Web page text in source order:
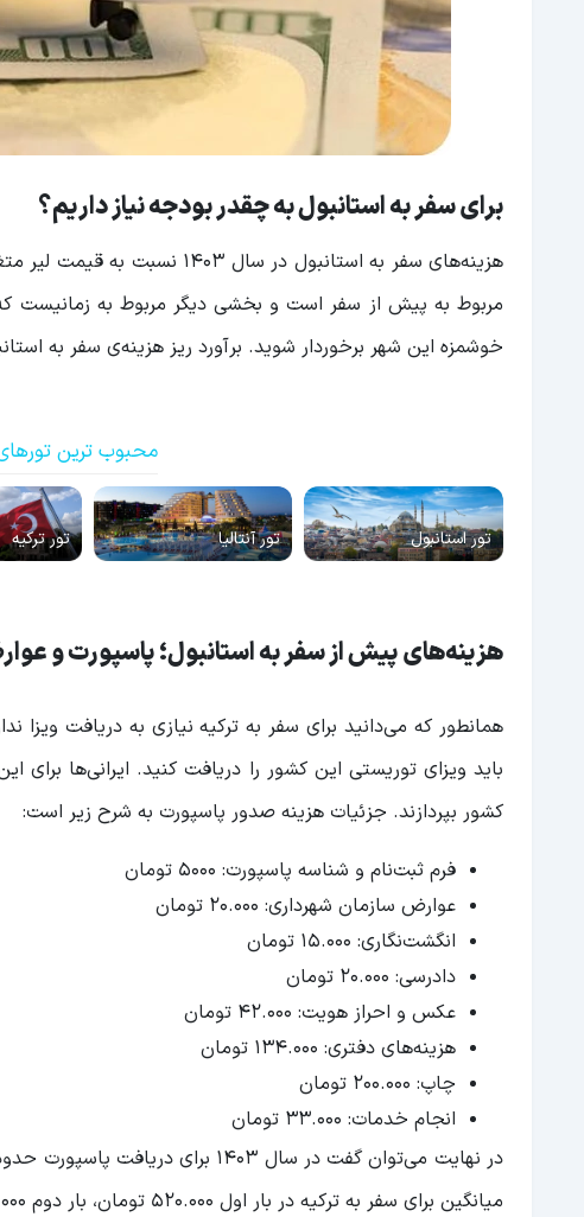
برای سفر به استانبول به چقدر بودجه نیاز داریم؟
هزینه‌های سفر به استانبول
مربوط به پیش از سفر است و بخشی دیگر مربوط به زمانیست
خوشمزه این شهر برخوردار شوید. برآورد ریز هزینه‌ی سفر به
محبوب ترین
تور استانبول تور آنتالیا تور ترکیه
هزینه‌های پیش از سفر به استانبول؛ پاسپورت و
باید ویزای توریستی این کشور را دریافت کنید. ایرانی‌ها
کشور بپردازند. جزئیات هزینه صدور پاسپورت به شرح زیر است:
فرم ثبت‌نام و شناسه پاسپورت: 5000 تومان
عوارض سازمان شهرداری: 20.000 تومان
انگشت‌نگاری: 15.000 تومان
دادرسی: 20.000 تومان
عکس و احراز هویت: 42.000 تومان
هزینه‌های دفتری: 134.000 تومان
چاپ: 200.000 تومان
انجام خدمات: 33.000 تومان
میانگین برای سفر به ترکیه در بار اول 520.000 تومان، بار دوم 780.000 تومان و بار سوم 1.040.000 تومان است.